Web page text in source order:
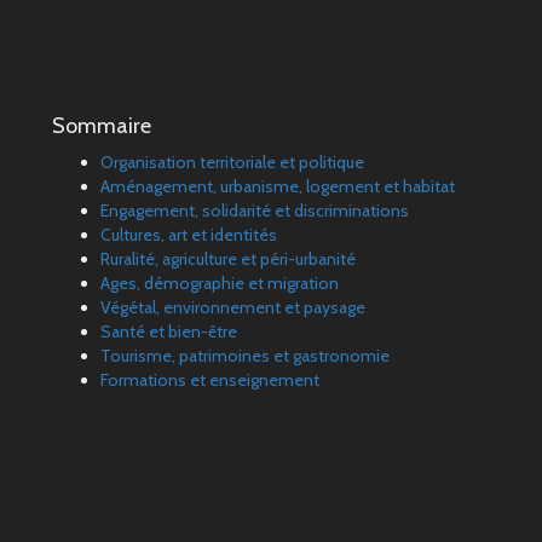
Sommaire
Organisation territoriale et politique
Aménagement, urbanisme, logement et habitat
Engagement, solidarité et discriminations
Cultures, art et identités
Ruralité, agriculture et péri-urbanité
Ages, démographie et migration
Végétal, environnement et paysage
Santé et bien-être
Tourisme, patrimoines et gastronomie
Formations et enseignement